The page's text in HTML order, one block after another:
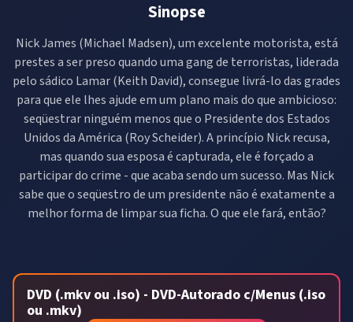
Sinopse
Nick James (Michael Madsen), um excelente motorista, está
prestes a ser preso quando uma gang de terroristas, liderada
pelo sádico Lamar (Keith David), consegue livrá-lo das grades
para que ele lhes ajude em um plano mais do que ambicioso:
seqüestrar ninguém menos que o Presidente dos Estados
Unidos da América (Roy Scheider). A princípio Nick recusa,
mas quando sua esposa é capturada, ele é forçado a
participar do crime - que acaba sendo um sucesso. Mas Nick
sabe que o seqüestro de um presidente não é exatamente a
melhor forma de limpar sua ficha. O que ele fará, então?
DVD (.mkv ou .iso) - DVD-Autorado c/Menus (.iso
ou .mkv)